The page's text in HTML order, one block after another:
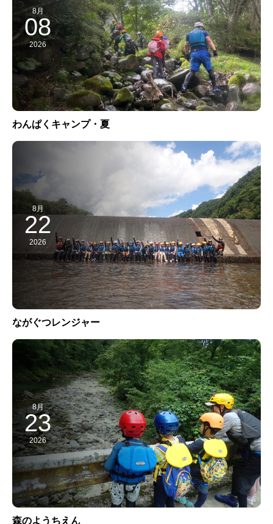
8月
08
2026
わんぱくキャンプ・夏
8月
22
2026
ながぐつレンジャー
8月
23
2026
森のようちえん